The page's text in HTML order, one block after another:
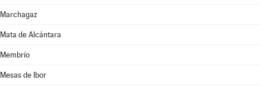
Marchagaz
Mata de Alcántara
Membrío
Mesas de Ibor